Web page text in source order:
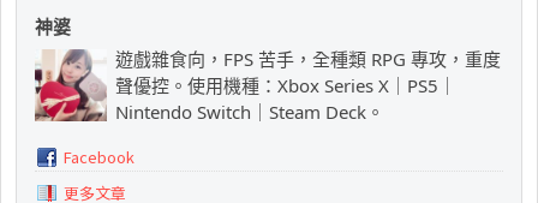
神婆
遊戲雜食向，FPS 苦手，全種類 RPG 專攻，重度
聲優控。使用機種：Xbox Series X｜PS5｜
Nintendo Switch｜Steam Deck。
Facebook
更多文章